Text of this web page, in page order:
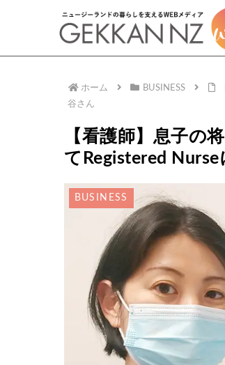
ホーム BUSINESS
谷さん
【看護師】息子の
てRegistered
BUSINESS